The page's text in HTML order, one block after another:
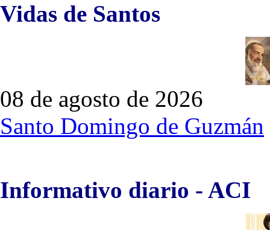
Vidas de Santos
08 de agosto de 2026
Santo Domingo de Guzmán
Informativo diario - ACI